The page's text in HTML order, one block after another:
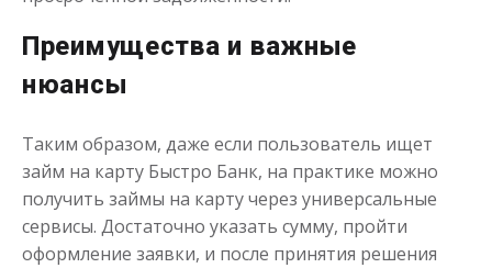
Срок от 1до 21 дня
Преимущества и важные
нюансы
Таким образом, даже если пользователь ищет
займ на карту Быстро Банк, на практике можно
получить займы на карту через универсальные
сервисы. Достаточно указать сумму, пройти
оформление заявки, и после принятия решения